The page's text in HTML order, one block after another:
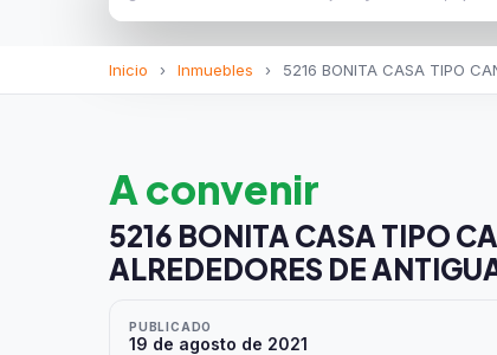
Inicio › Inmuebles › 5216 BONITA CASA TIPO
A convenir
5216 BONITA CASA TIPO
ALREDEDORES DE
PUBLICADO
19 de agosto de 2021